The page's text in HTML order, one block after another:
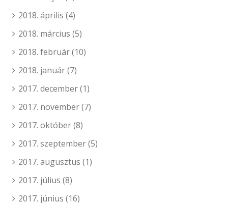
2018. április (4)
2018. március (5)
2018. február(10)
2018. január(7)
2017. december(1)
2017. november(7)
2017. október(8)
2017. szeptember(5)
2017. augusztus (1)
2017. július (8)
2017. június (16)